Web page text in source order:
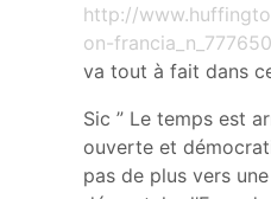
http://
on-
va tout à fait dans
Sic ” Le temps est
ouverte et
pas de plus vers